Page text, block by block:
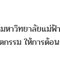
าวิทยาลัยแม่
รม ให้การต้